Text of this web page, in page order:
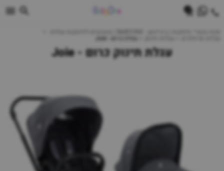
עגלת תינוק כרום - Joie